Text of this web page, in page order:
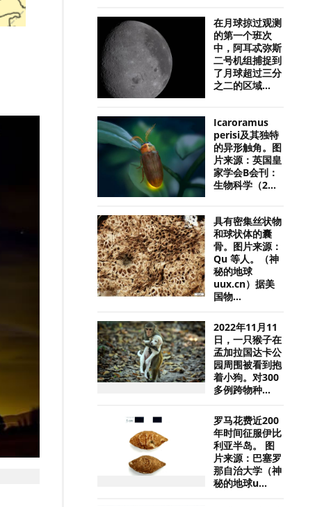
在月球掠过观测
的第一个班次
中，阿耳忒弥斯
二号机组捕捉到
了月球超过三分
之二的区域...
Icaroramus
perisi及其独特
的异形触角。图
片来源：英国皇
家学会B会刊：
生物科学（2...
具有密集丝状物
和球状体的囊
骨。图片来源：
Qu 等人。（神
秘的地球
uux.cn）据美
国物...
2022年11月11
日，一只猴子在
孟加拉国达卡公
园周围被看到抱
着小狗。对300
多例跨物种...
罗马花费近200
年时间征服伊比
利亚半岛。 图
片来源：巴塞罗
那自治大学（神
秘的地球u...